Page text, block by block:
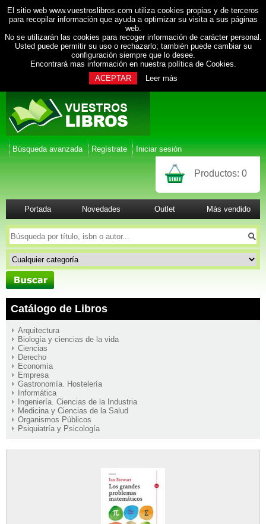
El sitio web www.vuestroslibros.com utiliza cookies propias y de terceros
para recopilar información que ayuda a optimizar su visita a sus páginas
web.
No se utilizarán las cookies para recoger información de carácter personal.
Usted puede permitir su uso o rechazarlo; también puede cambiar su
configuración siempre que lo desee.
Encontrará mas información en nuestra política de Cookies.
ACEPTAR
Leer más
Búsqueda avanzada Regístrate Iniciar sesión
Productos: 0
Portada Novedades Outlet Más vendido
Catálogo de Libros
Arquitectura
Biología y ciencias de la vida
Ciencias
Derecho
Economía
Empresa
Gastronomía. Hostelería
Informática
Ingeniería. Ciencias de la Industria
Medicina y Ciencias de la Salud
Organismos Públicos
Psiquiatría y Psicología